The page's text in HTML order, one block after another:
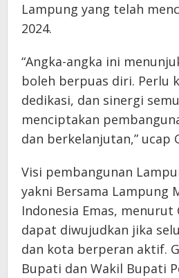
Lampung yang telah
2024.
“Angka-angka ini
boleh berpuas diri. Perlu
dedikasi, dan sinergi
menciptakan
dan berkelanjutan,” ucap
Visi pembangunan
yakni Bersama Lampung
Indonesia Emas, menurut
dapat diwujudkan jika
dan kota berperan aktif.
Bupati dan Wakil Bupati